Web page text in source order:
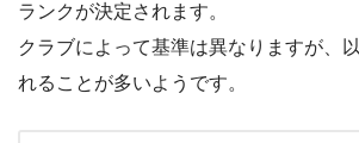
ランクが決定されます。
クラブによって基準は異なりますが、
れることが多いようです。